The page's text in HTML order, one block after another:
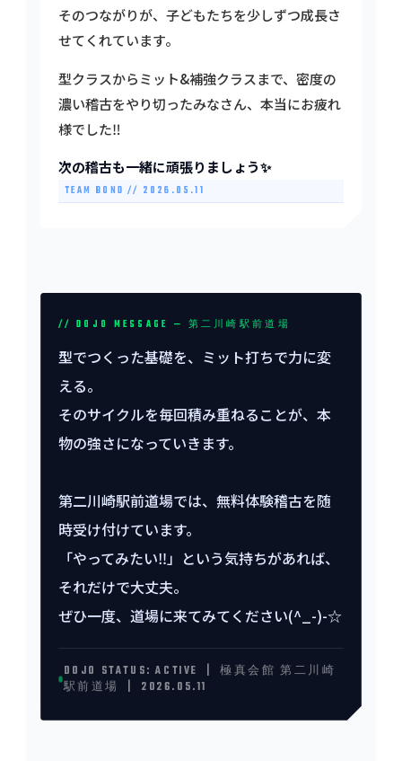
そのつながりが、子どもたちを少しずつ成長さ
せてくれています。
型クラスからミット&補強クラスまで、密度の
濃い稽古をやり切ったみなさん、本当にお疲れ
様でした‼️
次の稽古も一緒に頑張りましょう✨
TEAM BOND // 2026.05.11
// DOJO MESSAGE — 第二川崎駅前道場
型でつくった基礎を、ミット打ちで力に変
える。
そのサイクルを毎回積み重ねることが、本
物の強さになっていきます。
第二川崎駅前道場では、無料体験稽古を随
時受け付けています。
「やってみたい‼️」という気持ちがあれば、
それだけで大丈夫。
ぜひ一度、道場に来てみてください(^_-)-☆
DOJO STATUS: ACTIVE | 極真会館 第二川崎
駅前道場 | 2026.05.11